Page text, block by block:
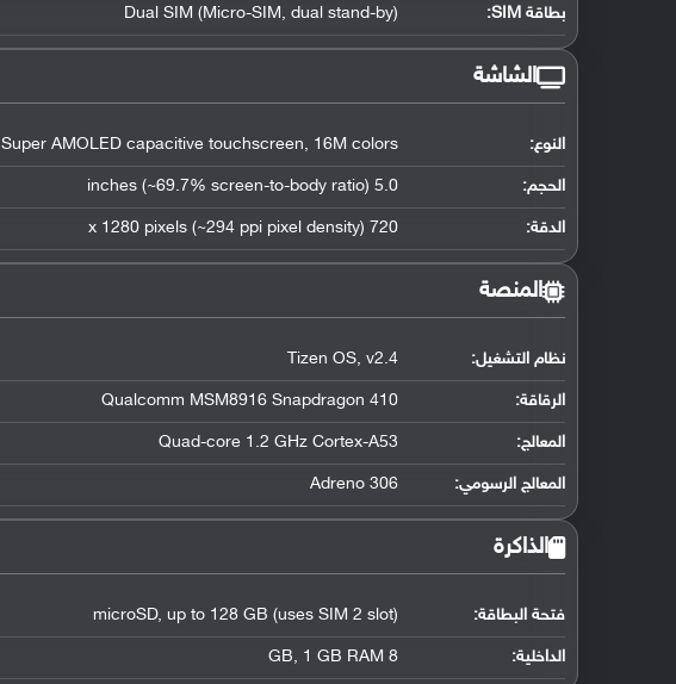
بطاقة SIM: Dual SIM (Micro-SIM, dual stand-by)
الشاشة
النوع: Super AMOLED capacitive touchscreen, 16M colors
الحجم: 5.0 inches (~69.7% screen-to-body ratio)
الدقة: 720 x 1280 pixels (~294 ppi pixel density)
المنصة
نظام التشغيل:
Tizen OS, v2.4
الرقاقة:
Qualcomm MSM8916 Snapdragon 410
المعالج:
Quad-core 1.2 GHz Cortex-A53
المعالج الرسومي:
Adreno 306
الذاكرة
فتحة البطاقة: microSD, up to 128 GB (uses SIM 2 slot)
الداخلية: 8 GB, 1 GB RAM